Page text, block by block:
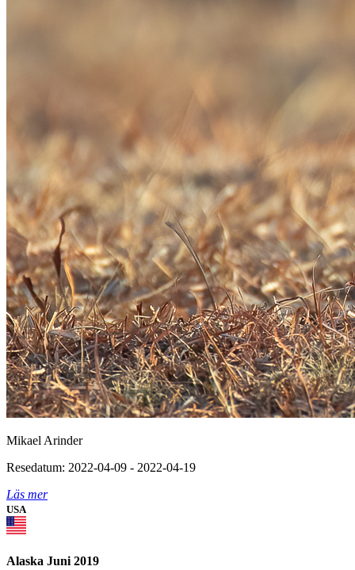
Mikael Arinder
Resedatum: 2022-04-09 - 2022-04-19
Läs mer
USA
Alaska Juni 2019